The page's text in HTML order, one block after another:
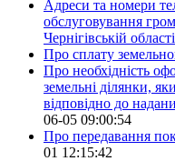
Адреси та номери
обслуговування
Чернігівській області
Про сплату
Про необхідність
земельні ділянки,
відповідно до
06-05 09:00:54
Про передавання
01 12:15:42